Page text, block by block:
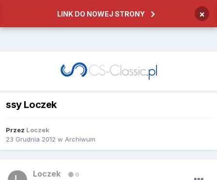
LINK DO NOWEJ STRONY ×
ssy Loczek
Przez Loczek
23 Grudnia 2012 w Archiwum
Loczek 0